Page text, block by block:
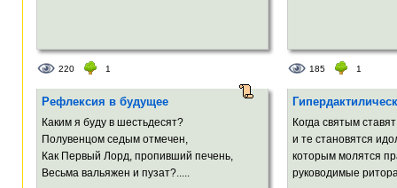
220 1 185 1
Рефлексия в будущее
Каким я буду в шестьдесят?
Полувенцом седым отмечен,
Как Первый Лорд, пропивший печень,
Весьма вальяжен и пузат?.....
Когда святым
и те становятся
которым молятся
руководимые